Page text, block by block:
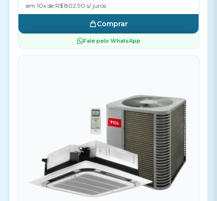
em 10x de R$ 802,90 s/ juros
Comprar
Fale pelo WhatsApp